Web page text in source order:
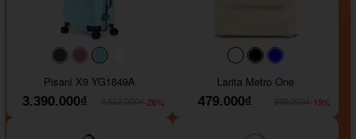
#40454a#b76e79
#9ad8e7
Pisani X9 YG1849A
3.390.000₫
-26%
#faf0e6#000000
Larita Metro One
479.000₫
-19%